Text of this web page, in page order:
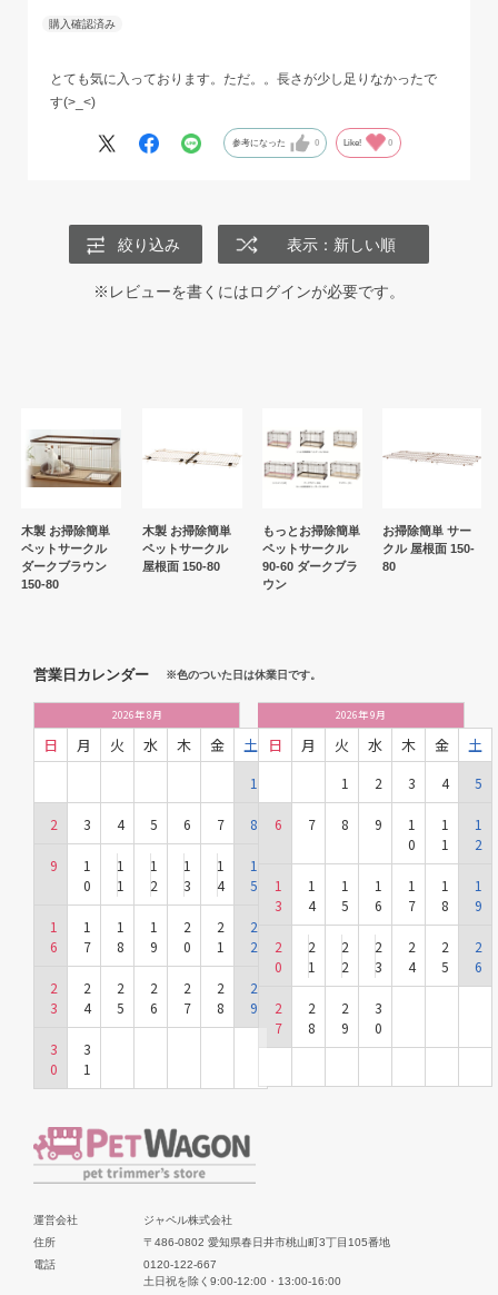
とても気に入っております。ただ。。長さが少し足りなかったで
す(>_<)
参考になった 0 Like! 0
絞り込み 表示：新しい順
※レビューを書くにはログインが必要です。
木製 お掃除簡単
ペットサークル
ダークブラウン
150-80
木製 お掃除簡単
ペットサークル
屋根面 150-80
もっとお掃除簡単
ペットサークル
90-60 ダークブラ
ウン
お掃除簡単 サー
クル 屋根面 150-
80
営業日カレンダー ※色のついた日は休業日です。
2026年8月
日 月 火 水 木 金 土
1
2 3 4 5 6 7 8
9
1
0
1
1
1
2
1
3
1
4
1
5
1
6
1
7
1
8
1
9
2
0
2
1
2
2
2
3
2
4
2
5
2
6
2
7
2
8
2
9
3
0
3
1
2026年9月
日 月 火 水 木 金 土
1 2 3 4 5
6 7 8 9
1
0
1
1
1
2
1
3
1
4
1
5
1
6
1
7
1
8
1
9
2
0
2
1
2
2
2
3
2
4
2
5
2
6
2
7
2
8
2
9
3
0
運営会社
ジャペル株式会社
住所
〒486-0802 愛知県春日井市桃山町3丁目105番地
電話
0120-122-667
土日祝を除く9:00-12:00・13:00-16:00